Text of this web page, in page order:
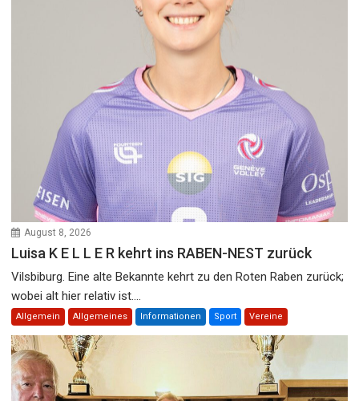
August 8, 2026
Luisa K E L L E R kehrt ins RABEN-NEST zurück
Vilsbiburg. Eine alte Bekannte kehrt zu den Roten Raben zurück;
wobei alt hier relativ ist....
Allgemein Allgemeines Informationen Sport Vereine